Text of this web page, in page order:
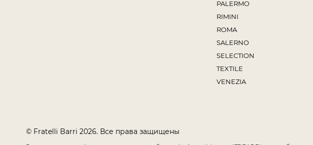
PALERMO
RIMINI
ROMA
SALERNO
SELECTION
TEXTILE
VENEZIA
© Fratelli Barri 2026. Все права защищены